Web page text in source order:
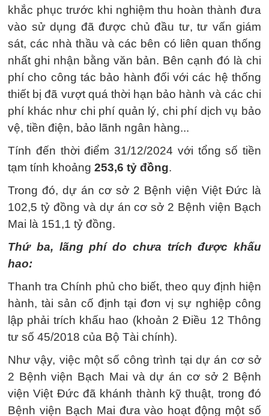
khắc phục trước khi nghiệm thu hoàn thành đưa
vào sử dụng đã được chủ đầu tư, tư vấn giám
sát, các nhà thầu và các bên có liên quan thống
nhất ghi nhận bằng văn bản. Bên cạnh đó là chi
phí cho công tác bảo hành đối với các hệ thống
thiết bị đã vượt quá thời hạn bảo hành và các chi
phí khác như chi phí quản lý, chi phí dịch vụ bảo
vệ, tiền điện, bảo lãnh ngân hàng...
Tính đến thời điểm 31/12/2024 với tổng số tiền
tạm tính khoảng 253,6 tỷ đồng.
Trong đó, dự án cơ sở 2 Bệnh viện Việt Đức là
102,5 tỷ đồng và dự án cơ sở 2 Bệnh viện Bạch
Mai là 151,1 tỷ đồng.
Thứ ba, lãng phí do chưa trích được khấu
hao:
Thanh tra Chính phủ cho biết, theo quy định hiện
hành, tài sản cố định tại đơn vị sự nghiệp công
lập phải trích khấu hao (khoản 2 Điều 12 Thông
tư số 45/2018 của Bộ Tài chính).
Như vậy, việc một số công trình tại dự án cơ sở
2 Bệnh viện Bạch Mai và dự án cơ sở 2 Bệnh
viện Việt Đức đã khánh thành kỹ thuật, trong đó
Bệnh viện Bạch Mai đưa vào hoạt động một số